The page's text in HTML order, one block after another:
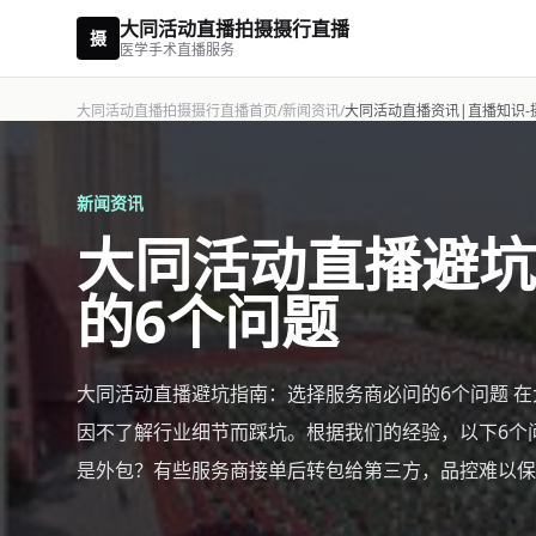
摄 大同活动直播拍摄摄行直播
医学手术直播服务
大同活动直播拍摄摄行直播首页/新闻资讯/大同活动直播资讯|直播知识-
新闻资讯
大同活动直播避
的6个问题
大同活动直播避坑指南：选择服务商必问的6个问题
因不了解行业细节而踩坑。根据我们的经验，以下6
是外包？有些服务商接单后转包给第三方，品控难以